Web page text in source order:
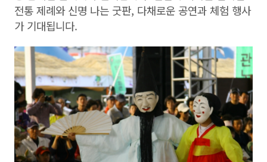
전통 제례와 신명 나는 굿판, 다채로운 공연과 체험 행사
가 기대됩니다.